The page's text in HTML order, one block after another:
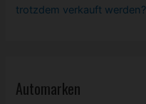
trotzdem verkauft werden?
Automarken